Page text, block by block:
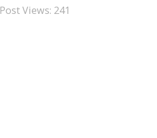
Post Views: 241